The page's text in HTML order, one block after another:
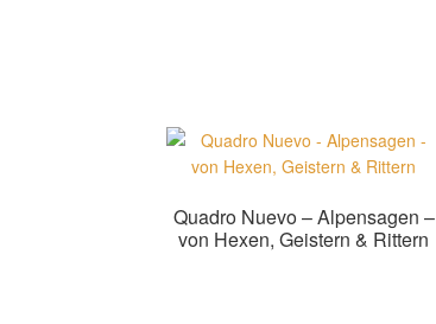
Quadro Nuevo – Alpensagen –
von Hexen, Geistern & Rittern